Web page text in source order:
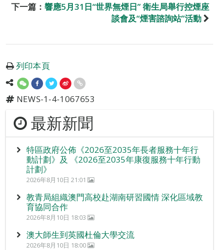
下一篇：響應5月31日“世界無煙日” 衛生局舉行控煙座
談會及“煙害諮詢站”活動
列印本頁
NEWS-1-4-1067653
最新新聞
特區政府公佈《2026至2035年長者服務十年行
動計劃》及 《2026至2035年康復服務十年行動
計劃》
2026年8月10日 21:01
教青局組織澳門高校赴湖南研習國情 深化區域教
育協同合作
2026年8月10日 18:03
澳大師生到英國杜倫大學交流
2026年8月10日 18:00